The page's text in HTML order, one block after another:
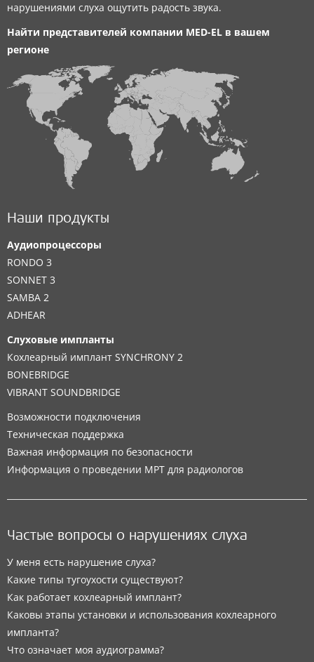
нарушениями слуха ощутить радость звука.
Найти представителей компании MED-EL в вашем
регионе
Наши продукты
Аудиопроцессоры
RONDO 3
SONNET 3
SAMBA 2
ADHEAR
Слуховые импланты
Кохлеарный имплант SYNCHRONY 2
BONEBRIDGE
VIBRANT SOUNDBRIDGE
Возможности подключения
Техническая поддержка
Важная информация по безопасности
Информация о проведении МРТ для радиологов
Частые вопросы о нарушениях слуха
У меня есть нарушение слуха?
Какие типы тугоухости существуют?
Как работает кохлеарный имплант?
Каковы этапы установки и использования кохлеарного
импланта?
Что означает моя аудиограмма?